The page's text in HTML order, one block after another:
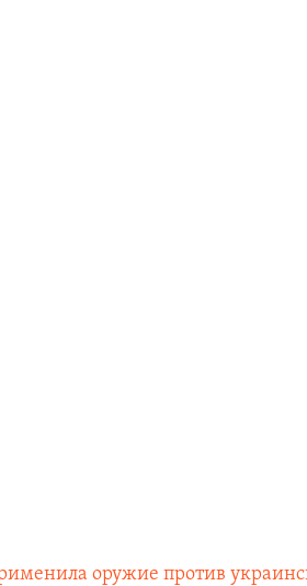
оружие против